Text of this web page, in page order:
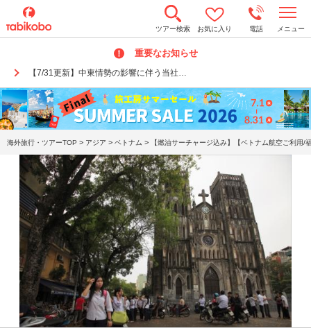
ツアー検索 お気に入り 電話 メニュー
重要なお知らせ
【7/31更新】中東情勢の影響に伴う当社…
o
n
a
v
i
g
a
t
i
海外旅行・ツアーTOP > アジア > ベトナム > 【燃油サーチャージ込み】【ベトナム航空ご利